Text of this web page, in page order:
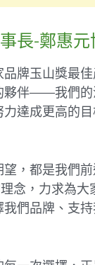
長-鄭惠元
牌玉山獎最
夥伴——我們的
達成更高的目
，都是我們
念，力求為
們品牌、支